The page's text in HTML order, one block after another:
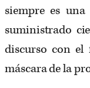
siempre es
suministrado
discurso con
máscara de la